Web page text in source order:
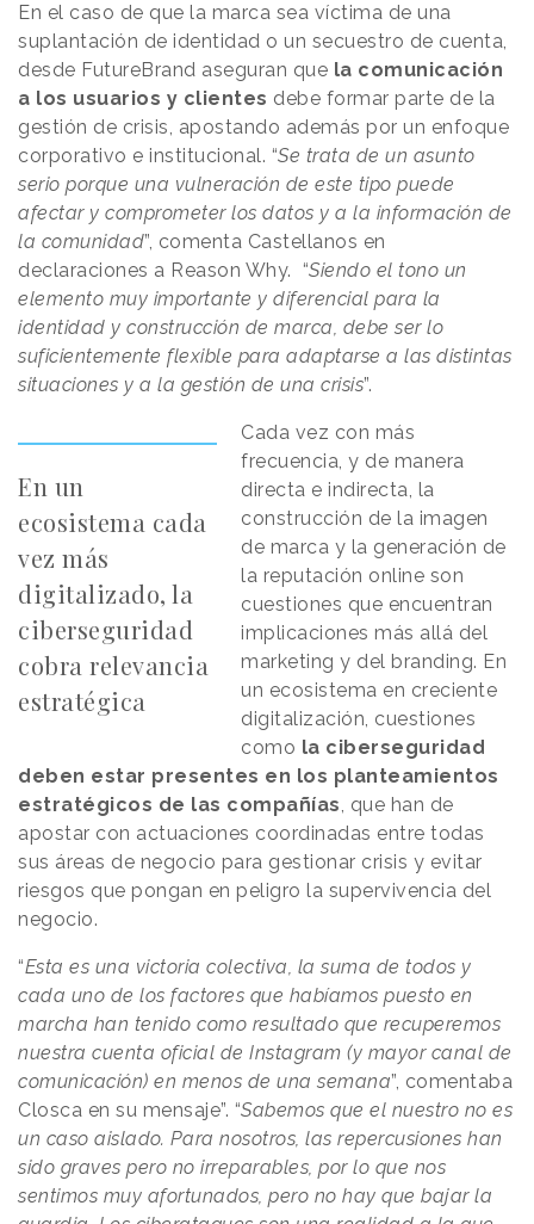
En el caso de que la marca sea víctima de una
suplantación de identidad o un secuestro de cuenta,
desde FutureBrand aseguran que la comunicación
a los usuarios y clientes debe formar parte de la
gestión de crisis, apostando además por un enfoque
corporativo e institucional. “Se trata de un asunto
serio porque una vulneración de este tipo puede
afectar y comprometer los datos y a la información de
la comunidad”, comenta Castellanos en
declaraciones a Reason Why. “Siendo el tono un
elemento muy importante y diferencial para la
identidad y construcción de marca, debe ser lo
suficientemente flexible para adaptarse a las distintas
situaciones y a la gestión de una crisis”.
En un
ecosistema cada
vez más
digitalizado, la
ciberseguridad
cobra relevancia
estratégica
Cada vez con más
frecuencia, y de manera
directa e indirecta, la
construcción de la imagen
de marca y la generación de
la reputación online son
cuestiones que encuentran
implicaciones más allá del
marketing y del branding. En
un ecosistema en creciente
digitalización, cuestiones
como la ciberseguridad
deben estar presentes en los planteamientos
estratégicos de las compañías, que han de
apostar con actuaciones coordinadas entre todas
sus áreas de negocio para gestionar crisis y evitar
riesgos que pongan en peligro la supervivencia del
negocio.
“Esta es una victoria colectiva, la suma de todos y
cada uno de los factores que habíamos puesto en
marcha han tenido como resultado que recuperemos
nuestra cuenta oficial de Instagram (y mayor canal de
comunicación) en menos de una semana”, comentaba
Closca en su mensaje”. “Sabemos que el nuestro no es
un caso aislado. Para nosotros, las repercusiones han
sido graves pero no irreparables, por lo que nos
sentimos muy afortunados, pero no hay que bajar la